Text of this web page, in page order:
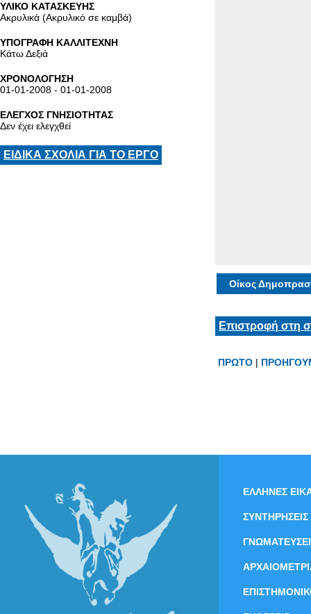
ΥΛΙΚΟ ΚΑΤΑΣΚΕΥΗΣ
Ακρυλικά (Ακρυλικό σε καμβά)
ΥΠΟΓΡΑΦΗ ΚΑΛΛΙΤΕΧΝΗ
Κάτω Δεξιά
ΧΡΟΝΟΛΟΓΗΣΗ
01-01-2008 - 01-01-2008
ΕΛΕΓΧΟΣ ΓΝΗΣΙΟΤΗΤΑΣ
Δεν έχει ελεγχθεί
ΕΙΔΙΚΑ ΣΧΟΛΙΑ ΓΙΑ ΤΟ ΕΡΓΟ
Οίκος
Επιστροφή στη
ΠΡΩΤΟ |
ΕΛΛΗΝΕΣ
ΣΥΝΤΗΡΗΣΕΙΣ